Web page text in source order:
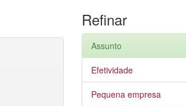
Refinar
Assunto
Efetividade
Pequena empresa